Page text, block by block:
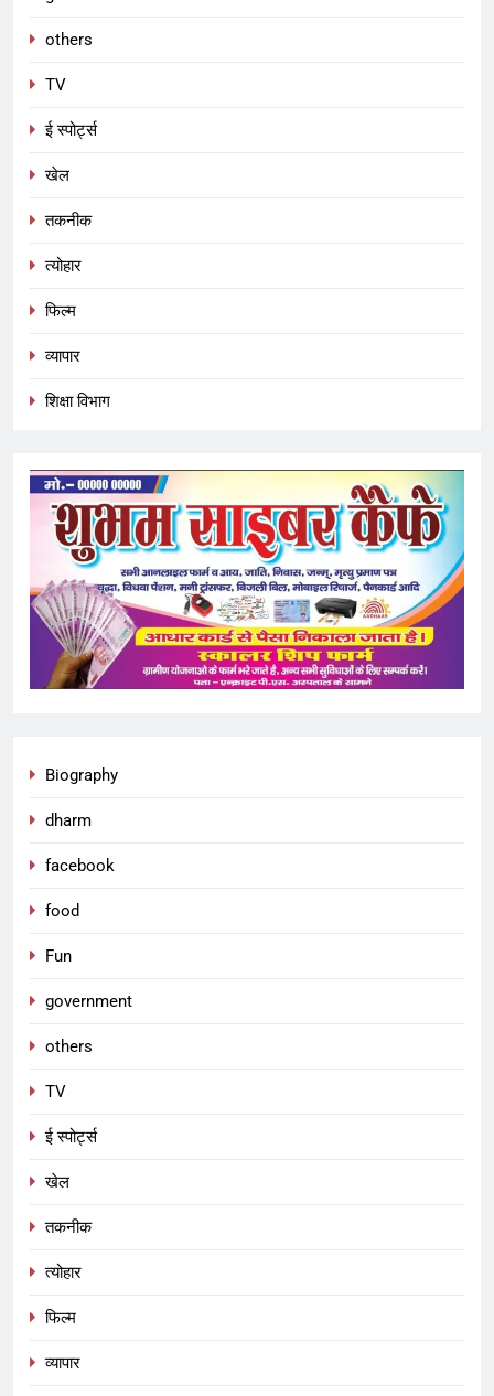
others
TV
ई स्पोर्ट्स
खेल
तकनीक
त्योहार
फिल्म
व्यापार
शिक्षा विभाग
Biography
dharm
facebook
food
Fun
government
others
TV
ई स्पोर्ट्स
खेल
तकनीक
त्योहार
फिल्म
व्यापार
5
6